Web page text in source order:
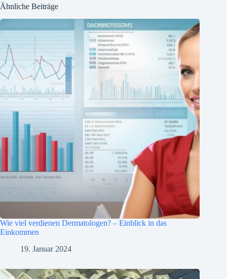
Ähnliche Beiträge
Wie viel verdienen Dermatologen? – Einblick in das
Einkommen
19. Januar 2024